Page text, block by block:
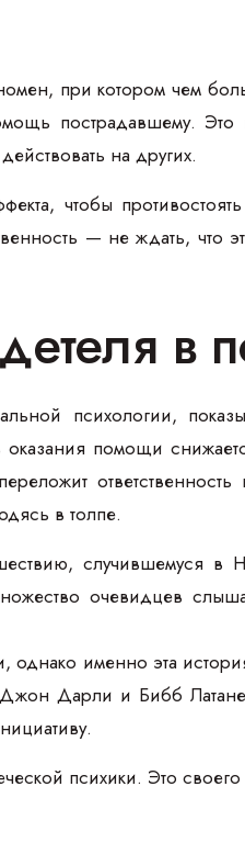
при котором чем
пострадавшему. Это
на других.
чтобы
— не ждать, что
в
психологии,
оказания помощи
ответственность
в толпе.
случившемуся
очевидцев
именно эта
Дарли и Бибб
психики. Это